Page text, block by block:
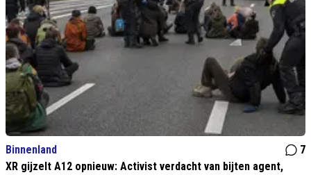
Binnenland
7
XR gijzelt A12 opnieuw: Activist verdacht van bijten agent,